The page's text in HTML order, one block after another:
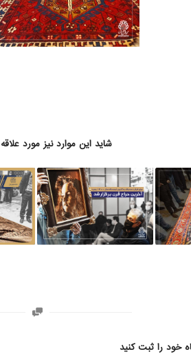
شاید این موارد نیز مورد
خود را ثبت کنید